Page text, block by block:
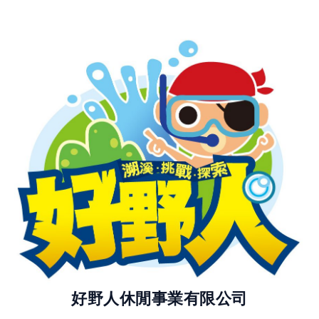
好野人休閒事業有限公司